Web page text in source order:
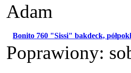
Adam
Bonito 760 "Sissi" bakdeck,
Poprawiony: